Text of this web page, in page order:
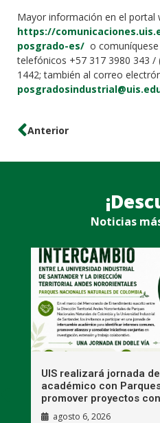
Mayor información en el portal
https://
posgrado-es/ o
telefónicos +57 317 3980 343 /
1442; también al correo
Anterior
Noticias
UIS realizará jornada
académico con
promover proyectos
agosto 6, 2026